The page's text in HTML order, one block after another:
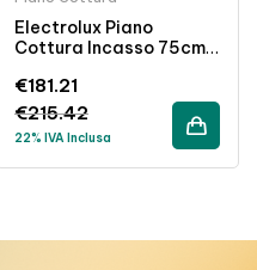
Electrolux Piano
Cottura Incasso 75cm
€215.42
€181.21
22% IVA Inclusa